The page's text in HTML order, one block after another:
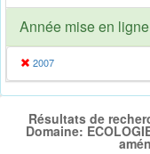
Année mise en ligne
2007
Résultats de
Domaine: